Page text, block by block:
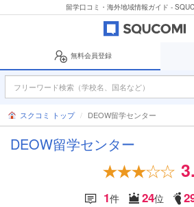
留学口コミ・海外地域情報ガイド -
無料会員登録
スクコミ トップ DEOW留学センター
DEOW留学センター
1件 24位